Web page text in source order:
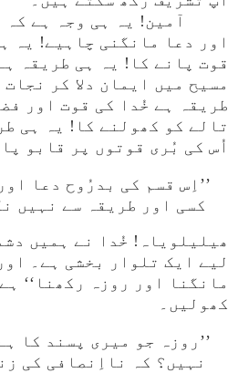
آمین! یہ ہی وجہ ہے کہ
اور دعا مانگنی چاہیے! یہ
قوت پانے کا! یہ ہی طریقہ
مسیح میں ایمان دلا کر نجات
طریقہ ہے خُدا کی قوت اور
تالے کو کھولنے کا! یہ ہی
اُس کی بُری قوتوں پر قابو
’’اِس قسم کی بدرُوح دعا
کسی اور طریقہ سے نہیں
ھیلیلویاہ! خُدا نے ہمیں
لیے ایک تلوار بخشی ہے۔
کھولیں۔
’’روزہ جو میری پسند کا
نہیں؟ کہ نااِنصافی کی